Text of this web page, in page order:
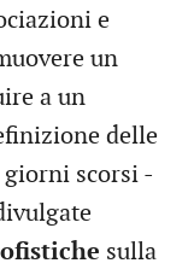
e
un
a un
delle
giorni scorsi -
sulla